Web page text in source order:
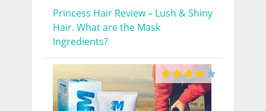
Princess Hair Review – Lush & Shiny
Hair. What are the Mask
Ingredients?